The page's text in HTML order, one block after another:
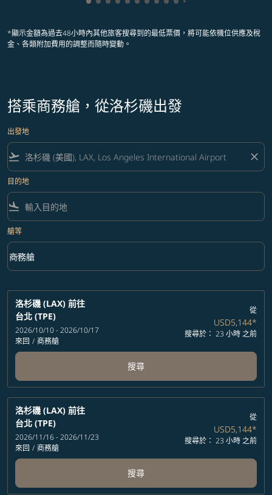
顯示 cmp-pagination-showing-card 1
顯示 cmp-pagination-showing-card 2
顯示 cmp-pagination-showing-card
顯示 cmp-pagination-showing-
顯示 cmp-pagination-showing-
顯示 cmp-pagination-
顯示 cmp-pagination-
顯示 cmp-pagination-
顯示 cmp-pagination-
顯示 cmp-
*顯示金額為過去48小時內其他旅客搜尋到的最低票價，將可能依機位供應及稅
金、各類附加費用的調整而隨時變動。
搭乘商務艙，從洛杉磯出發
出發地
flight_takeoff close
目的地
flight_land
艙等
艙等 option 商務艙 Selected
商務艙
keyboard_arrow_down
洛杉磯 (LAX) 前往
台北 (TPE)
2026/10/10 - 2026/10/17
來回 / 商務艙
從
USD5,144*
搜尋於： 23 小時 之前
搜尋
洛杉磯 (LAX) 前往
台北 (TPE)
2026/11/16 - 2026/11/23
來回 / 商務艙
從
USD5,144*
搜尋於： 23 小時 之前
搜尋